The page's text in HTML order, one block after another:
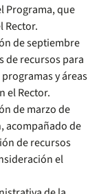
Programa, que
Rector.
de septiembre
de recursos para
y áreas
el Rector.
de marzo de
acompañado de
de recursos
el